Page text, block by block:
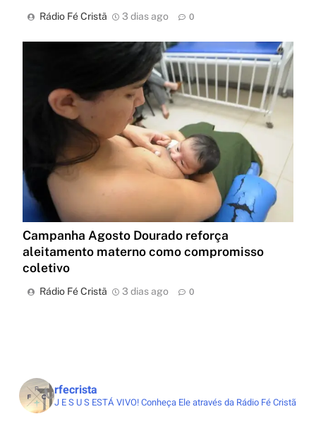
Rádio Fé Cristã 3 dias ago 0
Campanha Agosto Dourado reforça
aleitamento materno como compromisso
coletivo
Rádio Fé Cristã 3 dias ago 0
rfecrista
J E S U S ESTÁ VIVO!Conheça Ele através da Rádio Fé Cristã